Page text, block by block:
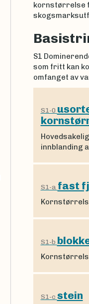
kornstørrelse
S1
som fritt kan
omfanget av
S1-0
innblanding
S1-a fast
S1-b
S1-c stein